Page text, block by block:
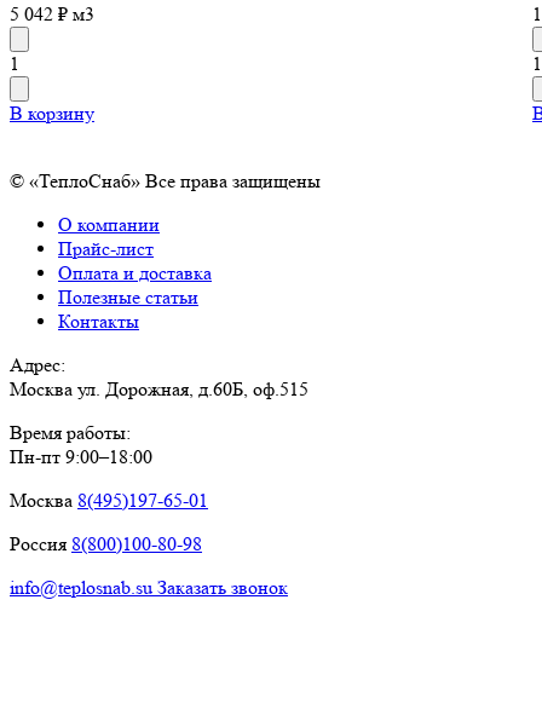
5 042 ₽ м3
1
В корзину
1
© «ТеплоСнаб» Все права защищены
О компании
Прайс-лист
Оплата и доставка
Полезные статьи
Контакты
Адрес:
Москва ул. Дорожная, д.60Б, оф.515
Время работы:
Пн-пт 9:00–18:00
Москва 8(495)197-65-01
Россия 8(800)100-80-98
info@teplosnab.su Заказать звонок